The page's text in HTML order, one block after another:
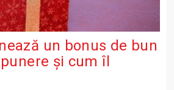
un bonus de bun
și cum îl